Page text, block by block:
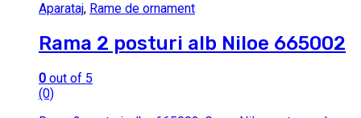
Aparataj, Rame de ornament
Rama 2 posturi alb Niloe 665002
0 out of 5
(0)